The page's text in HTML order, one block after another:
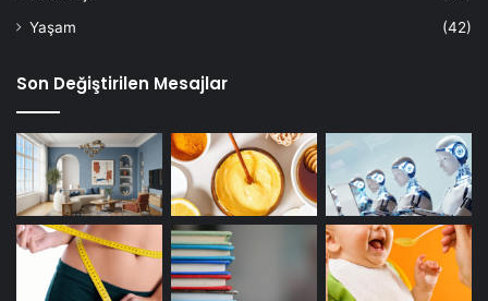
Yaşam
(42)
Son Değiştirilen Mesajlar